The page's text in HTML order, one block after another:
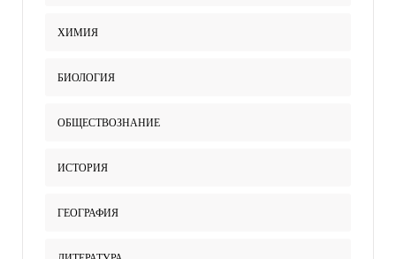
ХИМИЯ
БИОЛОГИЯ
ОБЩЕСТВОЗНАНИЕ
ИСТОРИЯ
ГЕОГРАФИЯ